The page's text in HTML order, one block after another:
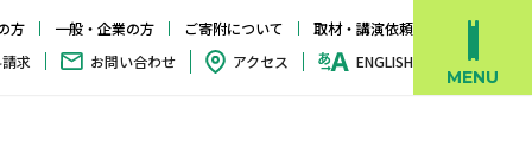
方 一般・企業の方 ご寄附について
取材・講演依頼
求
お問い合わせ アクセス ENGLISH